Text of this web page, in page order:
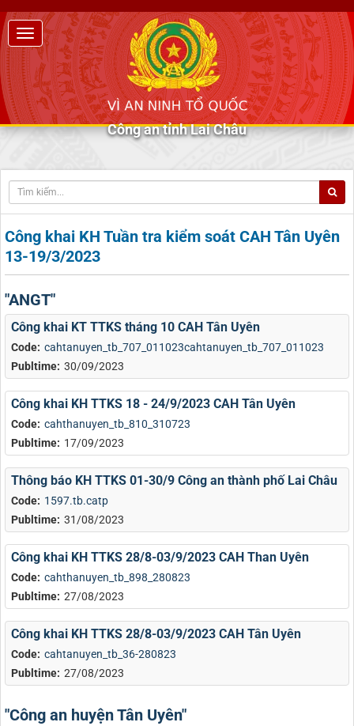
Công an tỉnh Lai Châu
Công khai KH Tuần tra kiểm soát CAH Tân Uyên
13-19/3/2023
"ANGT"
Code: cahtanuyen_tb_707_011023cahtanuyen_tb_707_011023
Publtime: 30/09/2023
Công khai KT TTKS tháng 10 CAH Tân Uyên
Code: cahthanuyen_tb_810_310723
Publtime: 17/09/2023
Công khai KH TTKS 18 - 24/9/2023 CAH Tân Uyên
Code: 1597.tb.catp
Publtime: 31/08/2023
Thông báo KH TTKS 01-30/9 Công an thành phố Lai Châu
Code: cahthanuyen_tb_898_280823
Publtime: 27/08/2023
Công khai KH TTKS 28/8-03/9/2023 CAH Than Uyên
Code: cahtanuyen_tb_36-280823
Publtime: 27/08/2023
Công khai KH TTKS 28/8-03/9/2023 CAH Tân Uyên
"Công an huyện Tân Uyên"